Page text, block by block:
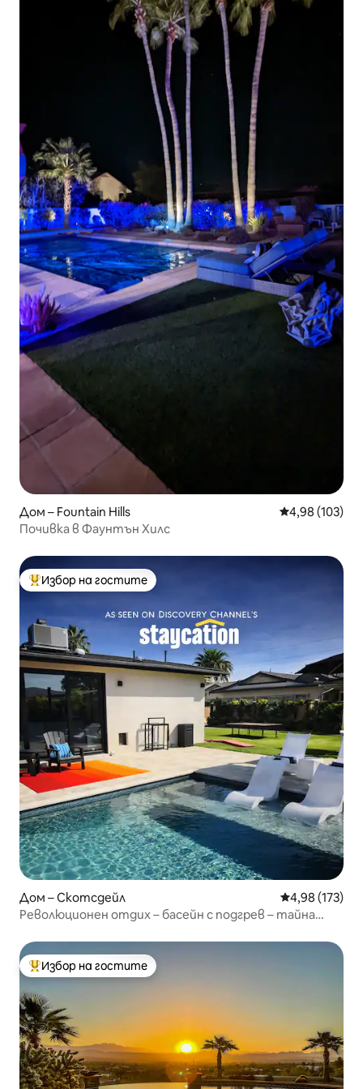
Дом – Fountain Hills Средна
4,98 (103)
Почивка в Фаунтън Хилс
Най-популярен избор на гостите
Избор на гостите
Дом – Скотсдейл Средна
4,98 (173)
Революционен отдих – басейн с подгрев – тайна
Най-популярен избор на гостите
Избор на гостите